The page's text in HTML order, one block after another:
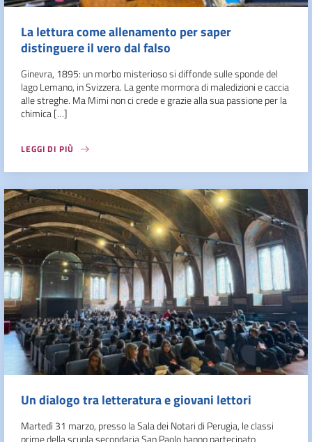
La lettura come allenamento per saper
distinguere il vero dal falso
Ginevra, 1895: un morbo misterioso si diffonde sulle sponde del
lago Lemano, in Svizzera. La gente mormora di maledizioni e caccia
alle streghe. Ma Mimi non ci crede e grazie alla sua passione per la
chimica […]
LEGGI DI PIÙ
Un dialogo tra letteratura e giovani lettori
Martedì 31 marzo, presso la Sala dei Notari di Perugia, le classi